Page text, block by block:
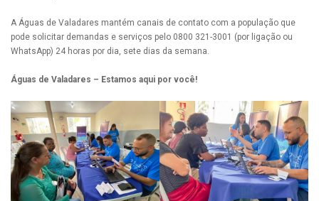
A Águas de Valadares mantém canais de contato com a população que
pode solicitar demandas e serviços pelo 0800 321-3001 (por ligação ou
WhatsApp) 24 horas por dia, sete dias da semana.
Águas de Valadares – Estamos aqui por você!